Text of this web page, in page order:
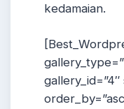
kedamaian.